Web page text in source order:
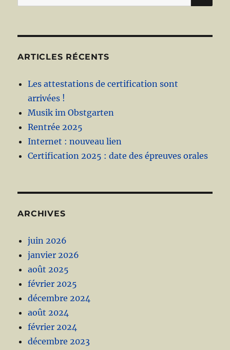
pour :
ARTICLES RÉCENTS
Les attestations de certification sont
arrivées !
Musik im Obstgarten
Rentrée 2025
Internet : nouveau lien
Certification 2025 : date des épreuves orales
ARCHIVES
juin 2026
janvier 2026
août 2025
février 2025
décembre 2024
août 2024
février 2024
décembre 2023